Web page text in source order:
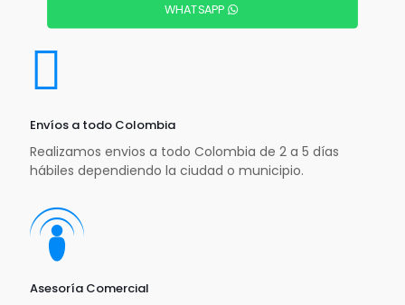
WHATSAPP
Envíos a todo Colombia
Realizamos envios a todo Colombia de 2 a 5 días
hábiles dependiendo la ciudad o municipio.
Asesoría Comercial